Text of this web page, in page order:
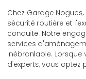
Chez Garage
sécurité routière et
conduite. Notre
services
inébranlable.
d'experts, vous optez